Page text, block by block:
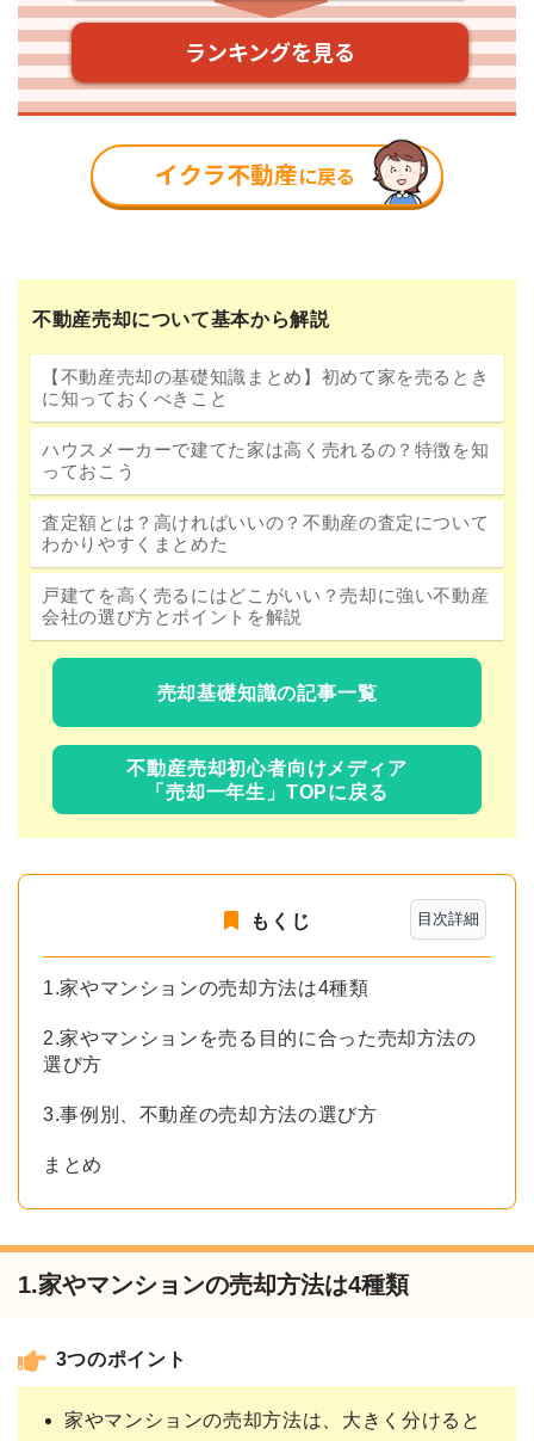
不動産売却について基本から解説
【不動産売却の基礎知識まとめ】初めて家を売るとき
に知っておくべきこと
ハウスメーカーで建てた家は高く売れるの？特徴を知
っておこう
査定額とは？高ければいいの？不動産の査定について
わかりやすくまとめた
戸建てを高く売るにはどこがいい？売却に強い不動産
会社の選び方とポイントを解説
売却基礎知識の記事一覧
不動産売却初心者向けメディア
「売却一年生」TOPに戻る
目次詳細
もくじ
1.家やマンションの売却方法は4種類
2.家やマンションを売る目的に合った売却方法の
選び方
3.事例別、不動産の売却方法の選び方
まとめ
1.家やマンションの売却方法は4種類
3つのポイント
家やマンションの売却方法は、大きく分けると